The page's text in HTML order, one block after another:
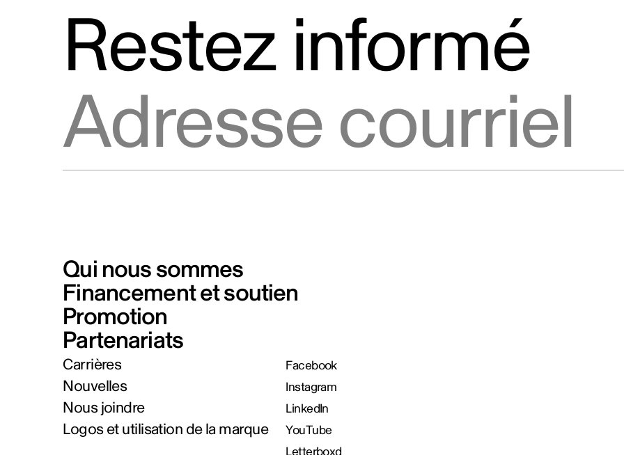
Restez informé
Qui nous sommes
Financement et soutien
Promotion
Partenariats
Carrières
Nouvelles
Nous joindre
Logos et utilisation de la marque
Facebook
Instagram
LinkedIn
YouTube
Letterboxd